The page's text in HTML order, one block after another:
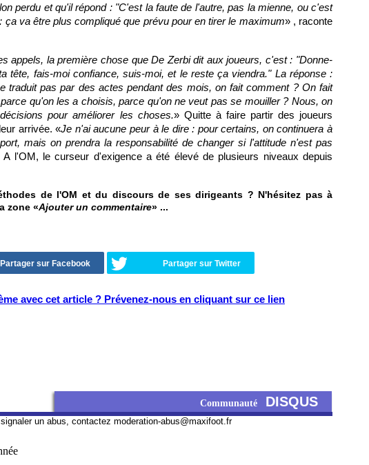
perdu et qu'il répond : "C'est la faute de l'autre, pas la mienne, ou c'est
ça va être plus compliqué que prévu pour en tirer le maximum» , raconte
appels, la première chose que De Zerbi dit aux joueurs, c'est : "Donne-
tête, fais-moi confiance, suis-moi, et le reste ça viendra." La réponse :
traduit pas par des actes pendant des mois, on fait comment ? On fait
qu'on les a choisis, parce qu'on ne veut pas se mouiller ? Nous, on
pour améliorer les choses.» Quitte à faire partir des joueurs
arrivée. «Je n'ai aucune peur à le dire : pour certains, on continuera à
mais on prendra la responsabilité de changer si l'attitude n'est pas
l'OM, le curseur d'exigence a été élevé de plusieurs niveaux depuis
de l'OM et du discours de ses dirigeants ? N'hésitez pas à
zone «Ajouter un commentaire» ...
Partager sur Facebook Partager sur Twitter
avec cet article ? Prévenez-nous en cliquant sur ce lien
Communauté DISQUS
signaler un abus, contactez moderation-abus@maxifoot.fr